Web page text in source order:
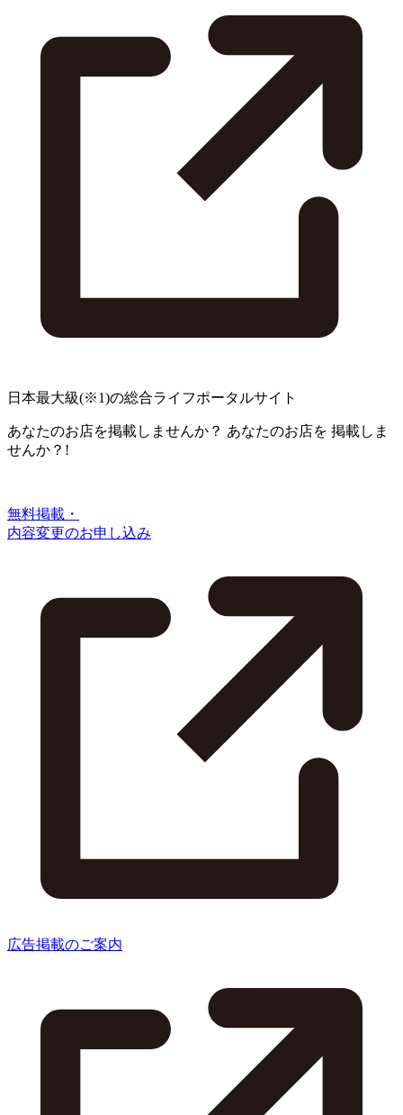
日本最大級(※1)の総合ライフポータルサイト
あなたのお店を掲載しませんか？ あなたのお店を 掲載しま
せんか？!
無料掲載・
内容変更のお申し込み
広告掲載のご案内